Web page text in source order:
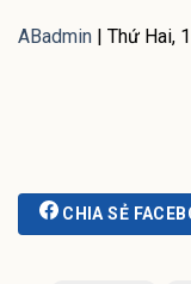
ABadmin | Thứ Hai,
CHIA SẺ